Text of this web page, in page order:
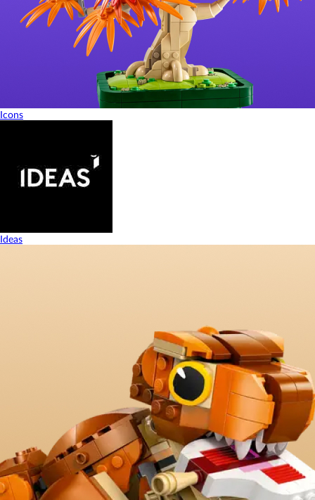
Icons
Ideas